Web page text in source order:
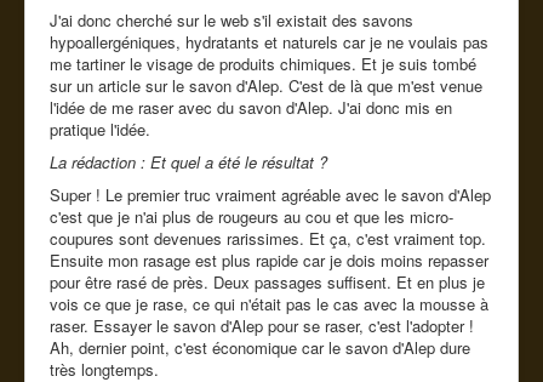
J'ai donc cherché sur le web s'il existait des savons
hypoallergéniques, hydratants et naturels car je ne voulais pas
me tartiner le visage de produits chimiques. Et je suis tombé
sur un article sur le savon d'Alep. C'est de là que m'est venue
l'idée de me raser avec du savon d'Alep. J'ai donc mis en
pratique l'idée.
La rédaction : Et quel a été le résultat ?
Super ! Le premier truc vraiment agréable avec le savon d'Alep
c'est que je n'ai plus de rougeurs au cou et que les micro-
coupures sont devenues rarissimes. Et ça, c'est vraiment top.
Ensuite mon rasage est plus rapide car je dois moins repasser
pour être rasé de près. Deux passages suffisent. Et en plus je
vois ce que je rase, ce qui n'était pas le cas avec la mousse à
raser. Essayer le savon d'Alep pour se raser, c'est l'adopter !
Ah, dernier point, c'est économique car le savon d'Alep dure
très longtemps.